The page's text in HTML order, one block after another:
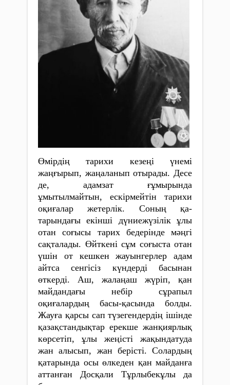
Өмірдің тарихи кезеңі үнемі
жаңғырып, жаңаланып отырады. Десе
де, адамзат ғұмырында
ұмытылмайтын, ескірмейтін тарихи
оқиғалар жетерлік. Соның қа­
тарындағы екінші дүниежүзілік ұлы
отан соғысы тарих бедерінде мәңгі
сақталады. Өйткені сұм соғыста отан
үшін от кешкен жауынгерлер адам
айтса сенгісіз күндерді басынан
өткерді. Аш, жалаңаш жүріп, қан
майдандағы небір сұрапыл
оқиғалардың басы-қасында болды.
Жауға қарсы сап түзегендердің ішінде
қазақстандықтар ерекше жанқиярлық
көрсетіп, ұлы жеңісті жақындатуда
жан алысып, жан берісті. Солардың
қатарында осы өлкеден қан майданға
аттанған Досқали Тұрлыбекұлы да